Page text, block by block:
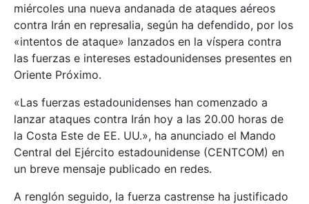
miércoles una nueva andanada de ataques aéreos
contra Irán en represalia, según ha defendido, por los
«intentos de ataque» lanzados en la víspera contra
las fuerzas e intereses estadounidenses presentes en
Oriente Próximo.
«Las fuerzas estadounidenses han comenzado a
lanzar ataques contra Irán hoy a las 20.00 horas de
la Costa Este de EE. UU.», ha anunciado el Mando
Central del Ejército estadounidense (CENTCOM) en
un breve mensaje publicado en redes.
A renglón seguido, la fuerza castrense ha justificado